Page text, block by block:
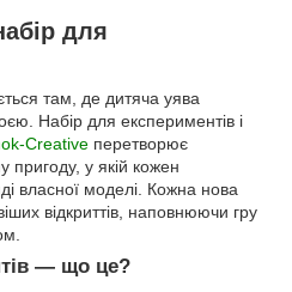
для
там, де дитяча уява
Набір для експериментів і
Creative перетворює
пригоду, у якій кожен
власної моделі. Кожна нова
відкриттів, наповнюючи гру
— що це?